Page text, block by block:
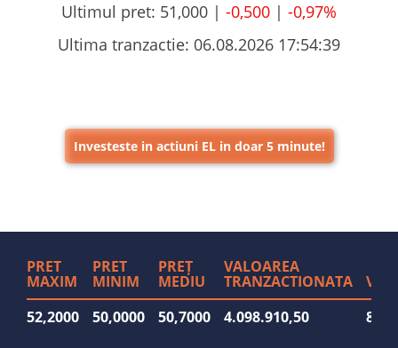
Ultimul pret: 51,000 | -0,500 | -0,97%
Ultima tranzactie: 06.08.2026 17:54:39
Investeste in actiuni EL in doar 5 minute!
PRET
MAXIM
PRET
MINIM
PREȚ
MEDIU
VALOAREA
TRANZACTIONATA
52,2000
50,0000 50,7000 4.098.910,50